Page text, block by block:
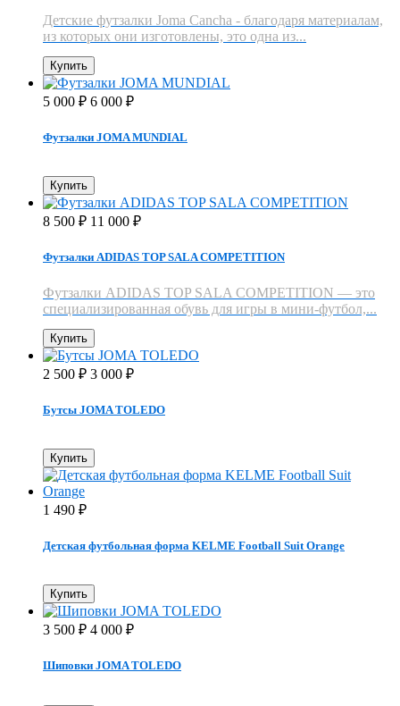
Детские футзалки Joma Cancha - благодаря материалам,
из которых они изготовлены, это одна из...
Купить
5 000 ₽ 6 000 ₽
Футзалки JOMA MUNDIAL
Купить
8 500 ₽ 11 000 ₽
Футзалки ADIDAS TOP SALA COMPETITION
Футзалки ADIDAS TOP SALA COMPETITION — это
специализированная обувь для игры в мини-футбол,...
Купить
2 500 ₽ 3 000 ₽
Бутсы JOMA TOLEDO
Купить
1 490 ₽
Детская футбольная форма KELME Football Suit Orange
Купить
3 500 ₽ 4 000 ₽
Шиповки JOMA TOLEDO